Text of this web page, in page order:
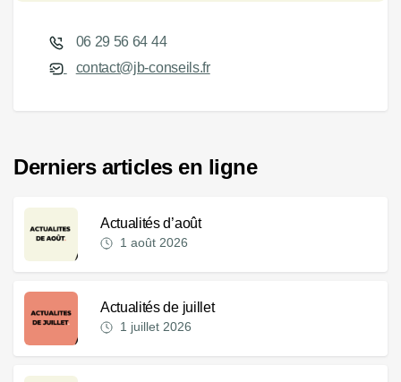
06 29 56 64 44
contact@jb-conseils.fr
Derniers articles en ligne
Actualités d’août
1 août 2026
Actualités de juillet
1 juillet 2026